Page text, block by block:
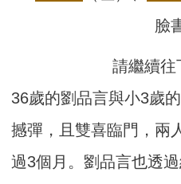
臉
請繼續
36歲的劉品言與小3歲
撼彈，且雙喜臨門，兩
過3個月。劉品言也透